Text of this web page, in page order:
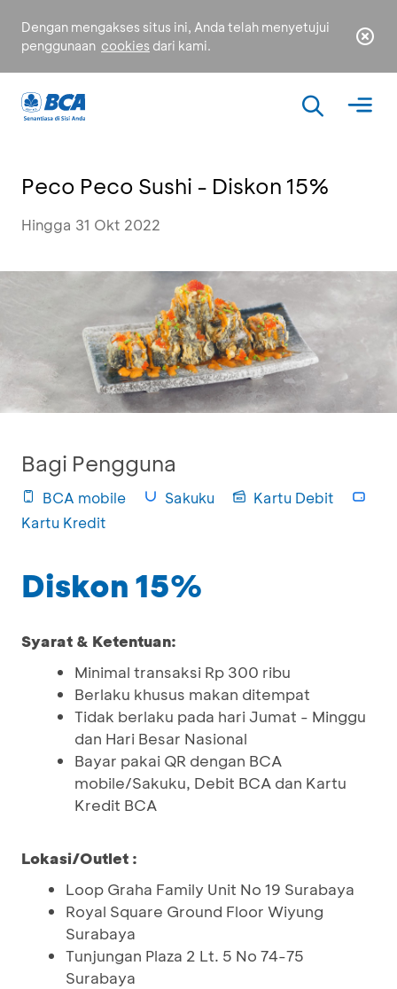
Dengan mengakses situs ini, Anda telah menyetujui
penggunaan cookies dari kami.
Peco Peco Sushi - Diskon 15%
Hingga 31 Okt 2022
Bagi Pengguna
BCA mobile Sakuku
Kartu Debit
Kartu Kredit
Diskon 15%
Syarat & Ketentuan:
Minimal transaksi Rp 300 ribu
Berlaku khusus makan ditempat
Tidak berlaku pada hari Jumat - Minggu
dan Hari Besar Nasional
Bayar pakai QR dengan BCA
mobile/Sakuku, Debit BCA dan Kartu
Kredit BCA
Lokasi/Outlet :
Loop Graha Family Unit No 19 Surabaya
Royal Square Ground Floor Wiyung
Surabaya
Tunjungan Plaza 2 Lt. 5 No 74-75
Surabaya